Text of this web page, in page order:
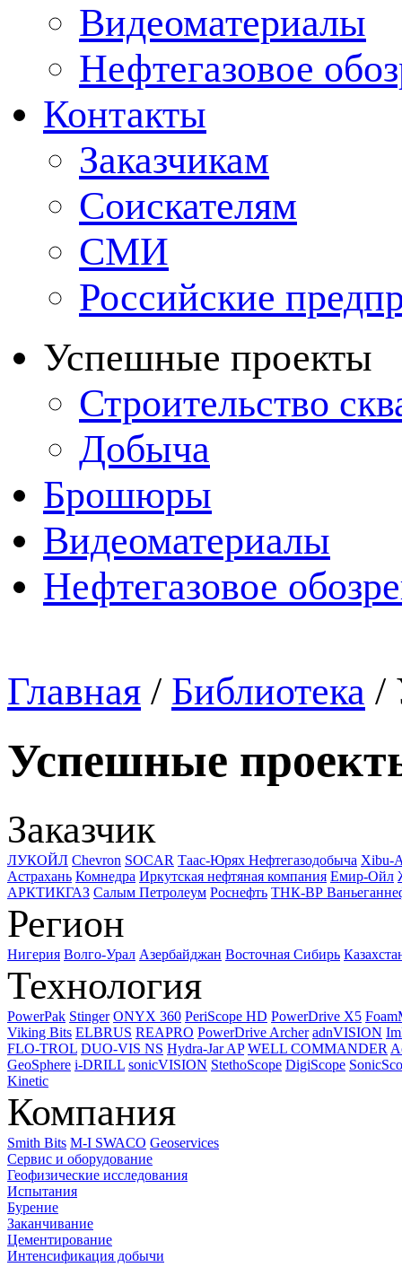
Видеоматериалы
Нефтегазовое
Контакты
Заказчикам
Соискателям
СМИ
Российские
Успешные проекты
Строительство
Добыча
Брошюры
Видеоматериалы
Нефтегазовое
Главная / Библиотека /
Успешные
Заказчик
ЛУКОЙЛ Chevron SOCAR Таас-Юрях Нефтегазодобыча Xibu-
Астрахань Комнедра Иркутская нефтяная компания Емир-Ойл
АРКТИКГАЗ Салым Петролеум Роснефть ТНК-ВР
Регион
Нигерия Волго-Урал Азербайджан Восточная Сибирь
Технология
PowerPak Stinger ONYX 360 PeriScope HD PowerDrive X5
Viking Bits ELBRUS REAPRO PowerDrive Archer adnVISION
FLO-TROL DUO-VIS NS Hydra-Jar AP WELL COMMANDER
GeoSphere i-DRILL sonicVISION StethoScope DigiScope
Kinetic
Компания
Smith Bits M-I SWACO Geoservices
Сервис и оборудование
Геофизические исследования
Испытания
Бурение
Заканчивание
Цементирование
Интенсификация добычи